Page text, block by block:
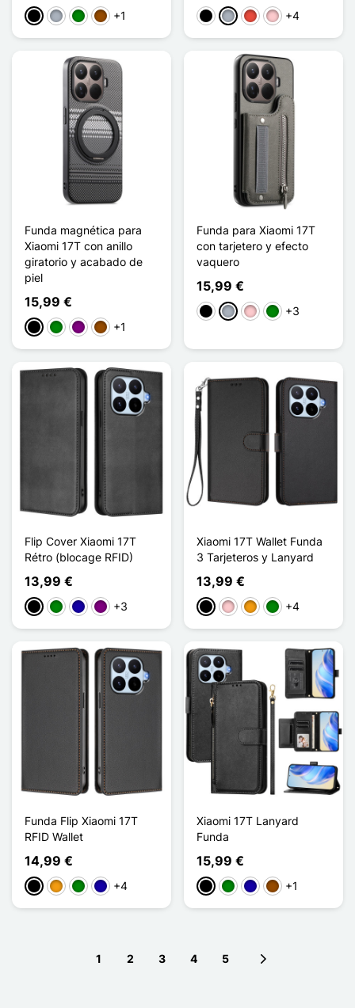
NegroGris VerdeMarrón
+1 Negro
Gris RojoRosa+4
Funda magnética para
Xiaomi 17T con anillo
giratorio y acabado de
piel
15,99 €
NegroVerdePúrpuraMarrón
+1
Funda para Xiaomi 17T
con tarjetero y efecto
vaquero
15,99 €
Negro
Gris RosaVerde
+3
Flip Cover Xiaomi 17T
Rétro (blocage RFID)
13,99 €
NegroVerdeAzul oscuro
Púrpura
+3
Xiaomi 17T Wallet Funda
3 Tarjeteros y Lanyard
13,99 €
NegroRosaNaranjaVerde
+4
Funda Flip Xiaomi 17T
RFID Wallet
14,99 €
NegroNaranja
VerdeAzul oscuro
+4
Xiaomi 17T Lanyard
Funda
15,99 €
NegroVerdeAzul oscuro
Marrón
+1
1 2 3 4 5